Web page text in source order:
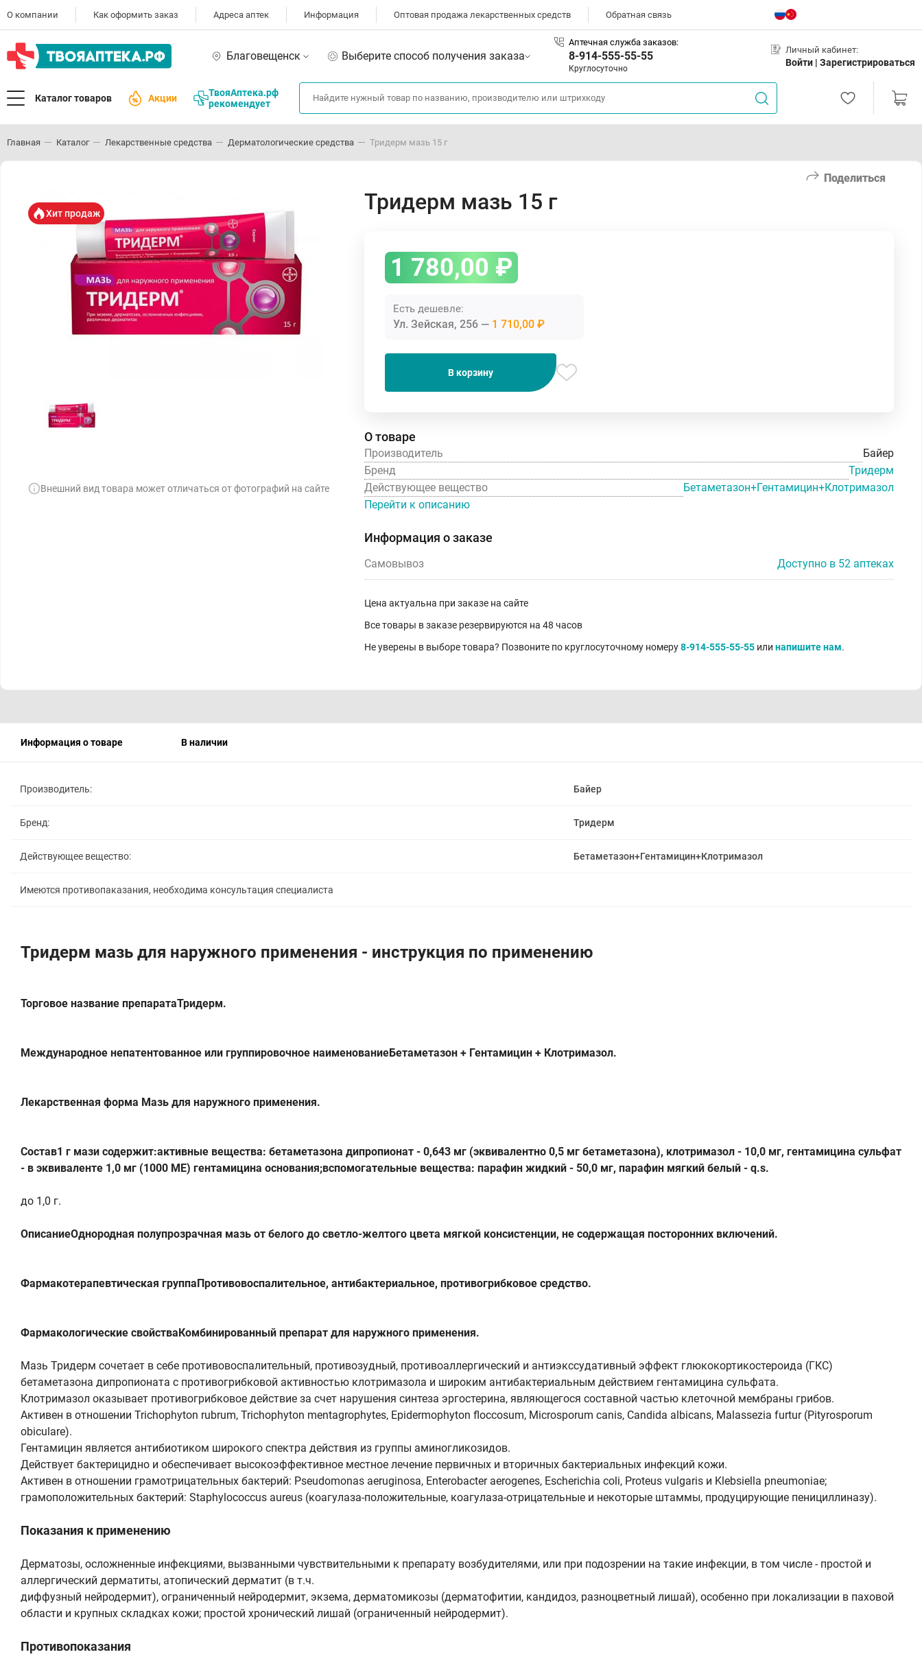
О компании Как оформить заказ Адреса аптек Информация Оптовая продажа лекарственных средств Обратная связь
Благовещенск Выберите способ получения заказа
Аптечная служба заказов:
8-914-555-55-55
Круглосуточно
Личный кабинет:
Войти | Зарегистрироваться
Каталог товаров Акции
ТвояАптека.рф
рекомендует
Главная Каталог Лекарственные средства Дерматологические средства Тридерм мазь 15 г
Поделиться
Хит продаж
Внешний вид товара может отличаться от фотографий на сайте
Тридерм мазь 15 г
1 780,00 ₽
Есть дешевле:
Ул. Зейская, 256 1 710,00 ₽
В корзину
О товаре
Производитель
Байер
Бренд
Тридерм
Действующее вещество
Бетаметазон+Гентамицин+Клотримазол
Перейти к описанию
Информация о заказе
Самовывоз Доступно в 52 аптеках
Цена актуальна при заказе на сайте
Все товары в заказе резервируются на 48 часов
Не уверены в выборе товара? Позвоните по круглосуточному номеру8-914-555-55-55 или напишите нам.
Информация о товаре В наличии
Производитель: Байер
Бренд: Тридерм
Действующее вещество: Бетаметазон+Гентамицин+Клотримазол
Имеются противопаказания, необходима консультация специалиста
Тридерм мазь для наружного применения - инструкция по применению
Торговое название препаратаТридерм.
Международное непатентованное или группировочное наименованиеБетаметазон + Гентамицин + Клотримазол.
Лекарственная форма Мазь для наружного применения.
Состав1 г мази содержит:активные вещества: бетаметазона дипропионат - 0,643 мг (эквивалентно 0,5 мг бетаметазона), клотримазол - 10,0 мг, гентамицина сульфат
- в эквиваленте 1,0 мг (1000 МЕ) гентамицина основания;вспомогательные вещества: парафин жидкий - 50,0 мг, парафин мягкий белый - q.s.
до 1,0 г.
ОписаниеОднородная полупрозрачная мазь от белого до светло-желтого цвета мягкой консистенции, не содержащая посторонних включений.
Фармакотерапевтическая группаПротивовоспалительное, антибактериальное, противогрибковое средство.
Фармакологические свойстваКомбинированный препарат для наружного применения.
Мазь Тридерм сочетает в себе противовоспалительный, противозудный, противоаллергический и антиэкссудативный эффект глюкокортикостероида (ГКС)
бетаметазона дипропионата с противогрибковой активностью клотримазола и широким антибактериальным действием гентамицина сульфата.
Клотримазол оказывает противогрибковое действие за счет нарушения синтеза эргостерина, являющегося составной частью клеточной мембраны грибов.
Активен в отношении Trichophyton rubrum, Trichophyton mentagrophytes, Epidermophyton floccosum, Microsporum canis, Candida albicans, Malassezia furtur (Pityrosporum
obiculare).
Гентамицин является антибиотиком широкого спектра действия из группы аминогликозидов.
Действует бактерицидно и обеспечивает высокоэффективное местное лечение первичных и вторичных бактериальных инфекций кожи.
Активен в отношении грамотрицательных бактерий: Pseudomonas aeruginosa, Enterobacter aerogenes, Escherichia coli, Proteus vulgaris и Klebsiella pneumoniae;
грамоположительных бактерий: Staphylococcus aureus (коагулаза-положительные, коагулаза-отрицательные и некоторые штаммы, продуцирующие пенициллиназу).
Показания к применению
Дерматозы, осложненные инфекциями, вызванными чувствительными к препарату возбудителями, или при подозрении на такие инфекции, в том числе - простой и
аллергический дерматиты, атопический дерматит (в т.ч.
диффузный нейродермит), ограниченный нейродермит, экзема, дерматомикозы (дерматофитии, кандидоз, разноцветный лишай), особенно при локализации в паховой
области и крупных складках кожи; простой хронический лишай (ограниченный нейродермит).
Противопоказания